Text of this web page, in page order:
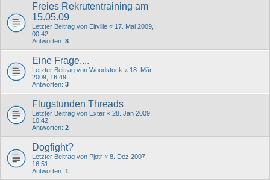
Freies Rekrutentraining am
15.05.09
Letzter Beitrag von Eltville « 17. Mai 2009,
00:42
Antworten: 8
Eine Frage....
Letzter Beitrag von Woodstock « 18. Mär
2009, 16:49
Antworten: 3
Flugstunden Threads
Letzter Beitrag von Exter « 28. Jan 2009,
10:42
Antworten: 2
Dogfight?
Letzter Beitrag von Pjotr « 8. Dez 2007,
16:51
Antworten: 1